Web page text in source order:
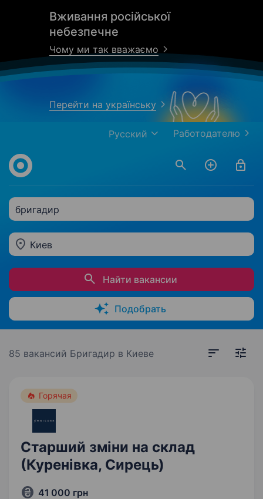
Вживання російської
небезпечне
Чому ми так вважаємо
Перейти на українську
Работодателю
Русский
бригадир
Киев
Найти вакансии
Подобрать
85 вакансий Бригадир в Киеве
Горячая
Старший зміни на склад
(Куренівка, Сирець)
41 000 грн